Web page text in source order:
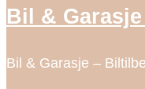
Bil &
Bil & Garasje –